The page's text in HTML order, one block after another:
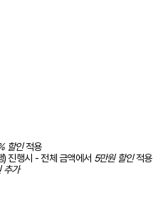
할인적용
진행시 - 전체 금액에서 5만원 할인적용
추가